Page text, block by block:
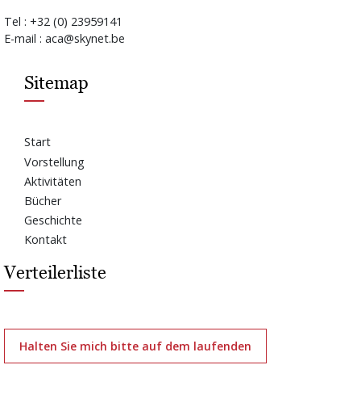
Tel : +32 (0) 23959141
E-mail : aca@skynet.be
Sitemap
Start
Vorstellung
Aktivitäten
Bücher
Geschichte
Kontakt
Verteilerliste
Halten Sie mich bitte auf dem laufenden